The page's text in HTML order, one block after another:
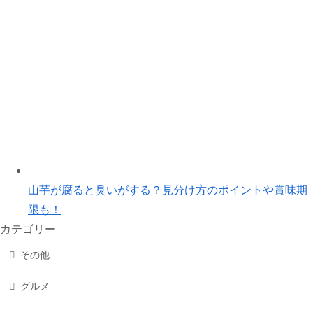
山芋が腐ると臭いがする？見分け方のポイントや賞味期
限も！
カテゴリー
その他
グルメ